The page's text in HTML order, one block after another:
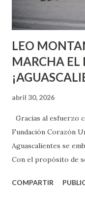
experiencia te dirá,
son suficientemen...
LEO
MARCHA EL
abril 30, 2026
Gracias al esfuerzo
Fundación Corazón
Aguascalientes se
Con el propósito de
municipal, Leo
COMPARTIR